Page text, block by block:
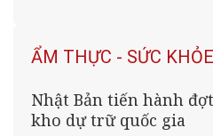
ẨM THỰC - SỨC KHỎE
Nhật Bản tiến hành
kho dự trữ quốc gia